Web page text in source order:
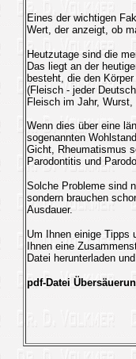
Eines der wichtigen
Wert, der anzeigt, ob
Heutzutage sind die
Das liegt an der
besteht, die den
(Fleisch - jeder
Fleisch im Jahr,
Wenn dies über eine
sogenannten
Gicht, Rheumatismus
Parodontitis und
Solche Probleme sind
sondern brauchen
Ausdauer.
Um Ihnen einige Tipps
Ihnen eine
Datei herunterladen
pdf-Datei